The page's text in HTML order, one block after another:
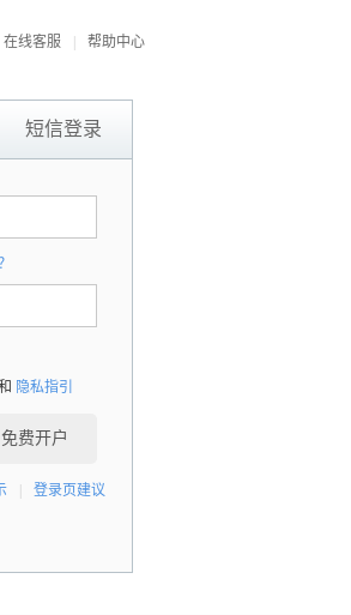
在线客服 帮助中心
短信登录
隐私指引
免费开户
登录页建议